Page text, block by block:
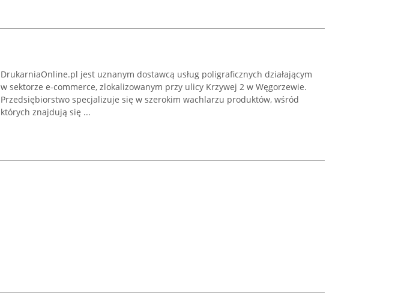
DrukarniaOnline.pl jest uznanym dostawcą usług poligraficznych działającym
w sektorze e-commerce, zlokalizowanym przy ulicy Krzywej 2 w Węgorzewie.
Przedsiębiorstwo specjalizuje się w szerokim wachlarzu produktów, wśród
których znajdują się ...